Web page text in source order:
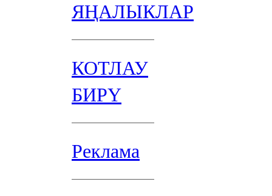
ЯҢАЛЫКЛАР
КОТЛАУ
БИРҮ
Реклама